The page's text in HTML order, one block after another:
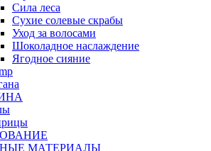
Сила леса
Сухие солевые скрабы
Уход за волосами
Шоколадное наслаждение
Ягодное сияние
МАТЕРИАЛЫ